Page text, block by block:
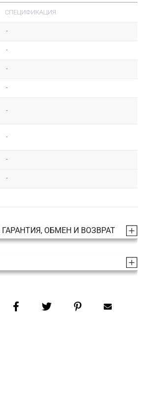
СПЕЦИФИКАЦИЯ
-
-
-
-
-
-
-
-
ОБМЕН И ВОЗВРАТ